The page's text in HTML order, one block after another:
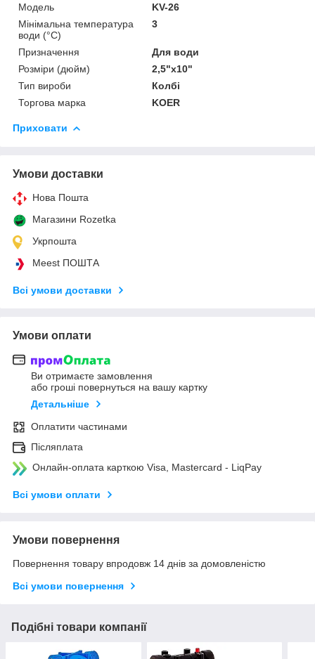
Мoдель
KV-26
Мінімальна температура
води (°C)
3
Призначення
Для води
Розміри (дюйм)
2,5"х10"
Тип вироби
Колбі
Торгова марка
KOER
Приховати
Умови доставки
Нова Пошта
Магазини Rozetka
Укрпошта
Meest ПОШТА
Всі умови доставки
Умови оплати
Ви отримаєте замовлення
або гроші повернуться на вашу картку
Детальніше
Оплатити частинами
Післяплата
Онлайн-оплата карткою Visa, Mastercard - LiqPay
Всі умови оплати
Умови повернення
Повернення товару впродовж 14 днів за домовленістю
Всі умови повернення
Подібні товари компанії